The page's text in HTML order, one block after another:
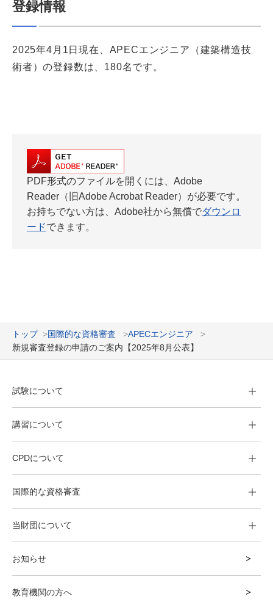
登録情報
2025年4月1日現在、APECエンジニア（建築構造技
術者）の登録数は、180名です。
PDF形式のファイルを開くには、Adobe
Reader（旧Adobe Acrobat Reader）が必要です。
お持ちでない方は、Adobe社から無償でダウンロ
ードできます。
トップ 国際的な資格審査
APECエンジニア
新規審査登録の申請のご案内【2025年8月公表】
試験について
講習について
CPDについて
国際的な資格審査
当財団について
お知らせ
教育機関の方へ